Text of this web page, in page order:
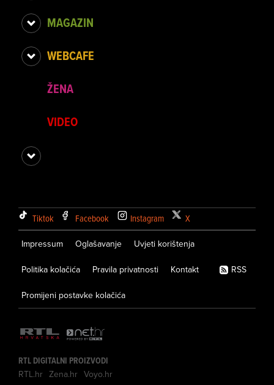
MAGAZIN
WEBCAFE
ŽENA
VIDEO
Tiktok Facebook Instagram X
Impressum Oglašavanje Uvjeti korištenja
Politika kolačića Pravila privatnosti Kontakt
Promijeni postavke kolačića
RSS
RTL DIGITALNI PROIZVODI
RTL.hr Zena.hr Voyo.hr